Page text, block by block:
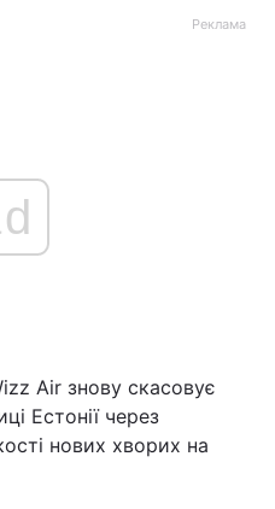
Реклама
Air знову скасовує
Естонії через
нових хворих на